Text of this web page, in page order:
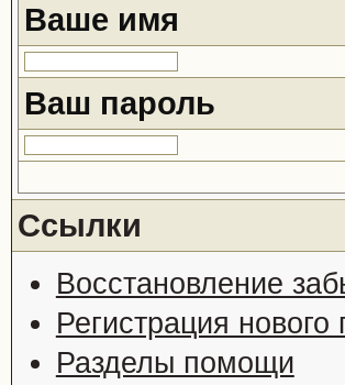
Ваше имя
Ваш пароль
Ссылки
Восстановление
Регистрация нового
Разделы помощи